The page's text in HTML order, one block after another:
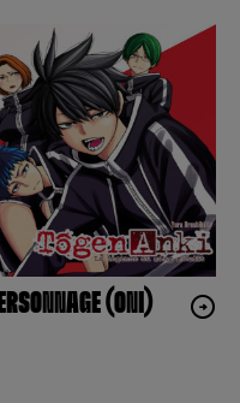
(ONI)